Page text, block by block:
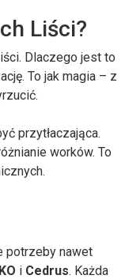
Liści?
Dlaczego jest to
To jak magia – z
przytłaczająca.
worków. To
potrzeby nawet
i Cedrus. Każda